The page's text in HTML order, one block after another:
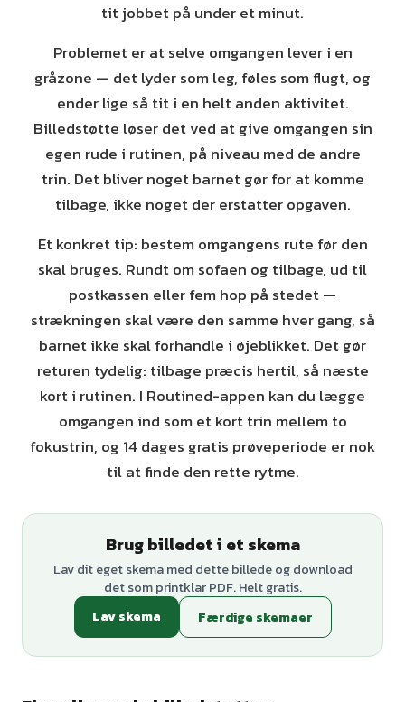
tit jobbet på under et minut.
Problemet er at selve omgangen lever i en
gråzone — det lyder som leg, føles som flugt, og
ender lige så tit i en helt anden aktivitet.
Billedstøtte løser det ved at give omgangen sin
egen rude i rutinen, på niveau med de andre
trin. Det bliver noget barnet gør for at komme
tilbage, ikke noget der erstatter opgaven.
Et konkret tip: bestem omgangens rute før den
skal bruges. Rundt om sofaen og tilbage, ud til
postkassen eller fem hop på stedet —
strækningen skal være den samme hver gang, så
barnet ikke skal forhandle i øjeblikket. Det gør
returen tydelig: tilbage præcis hertil, så næste
kort i rutinen. I Routined-appen kan du lægge
omgangen ind som et kort trin mellem to
fokustrin, og 14 dages gratis prøveperiode er nok
til at finde den rette rytme.
Brug billedet i et skema
Lav dit eget skema med dette billede og download
det som printklar PDF. Helt gratis.
Lav skema
Færdige skemaer